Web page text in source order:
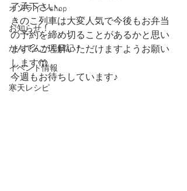
オンラインshop
お知らせ！
かんてんかん日記！
イベント情報
寒天レシピ
了承下さい。
きのこ列車は大変人気で今後もお弁当
の予約を締め切ることがあるかと思い
ます💦ご理解いただけますようお願い
します🤲
今週もお待ちしています♪